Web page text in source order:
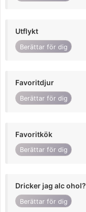
Utflykt
Berättar för dig
Favoritdjur
Berättar för dig
Favoritkök
Berättar för dig
Dricker jag alc ohol?
Berättar för dig